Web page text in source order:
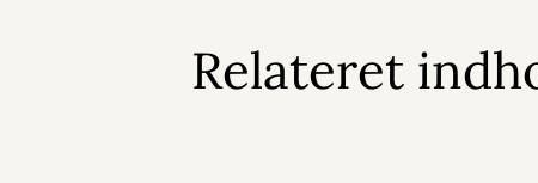
Relateret